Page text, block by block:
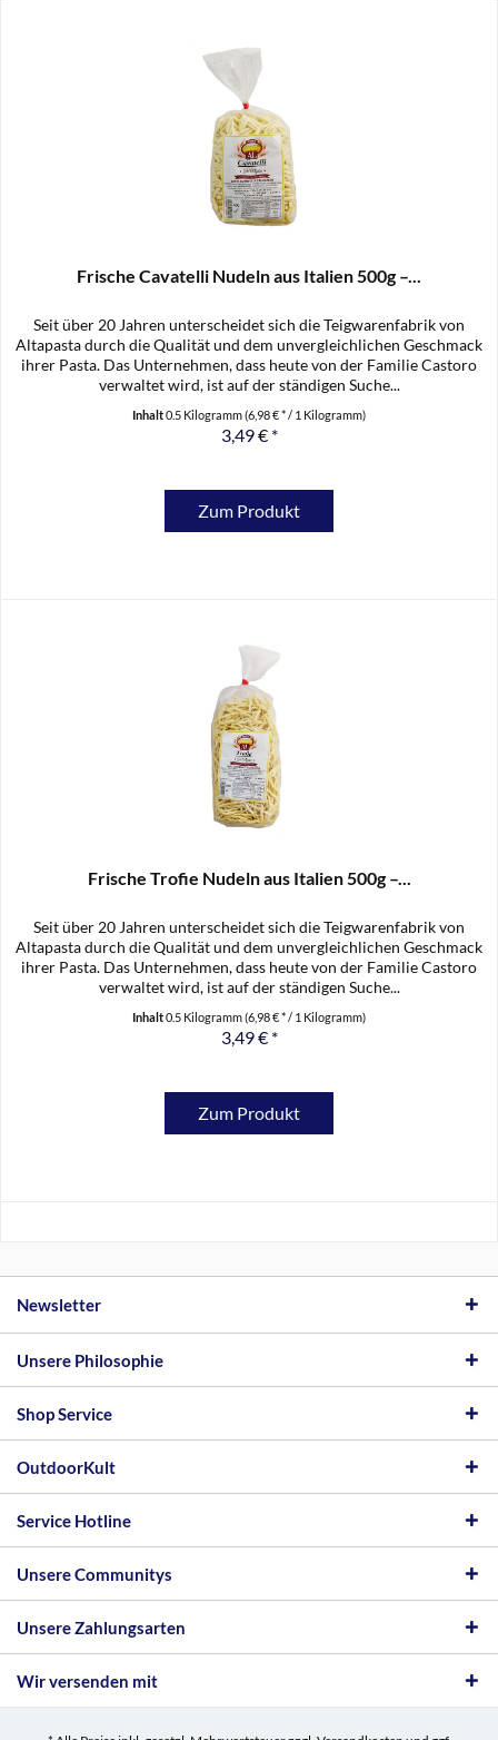
Frische Cavatelli Nudeln aus Italien 500g –...
Seit über 20 Jahren unterscheidet sich die Teigwarenfabrik von
Altapasta durch die Qualität und dem unvergleichlichen Geschmack
ihrer Pasta. Das Unternehmen, dass heute von der Familie Castoro
verwaltet wird, ist auf der ständigen Suche...
Inhalt0.5 Kilogramm(6,98 € * / 1 Kilogramm)
3,49 € *
Zum Produkt
Frische Trofie Nudeln aus Italien 500g –...
Seit über 20 Jahren unterscheidet sich die Teigwarenfabrik von
Altapasta durch die Qualität und dem unvergleichlichen Geschmack
ihrer Pasta. Das Unternehmen, dass heute von der Familie Castoro
verwaltet wird, ist auf der ständigen Suche...
Inhalt0.5 Kilogramm(6,98 € * / 1 Kilogramm)
3,49 € *
Zum Produkt
Newsletter
Unsere Philosophie
Shop Service
OutdoorKult
Service Hotline
Unsere Communitys
Unsere Zahlungsarten
Wir versenden mit